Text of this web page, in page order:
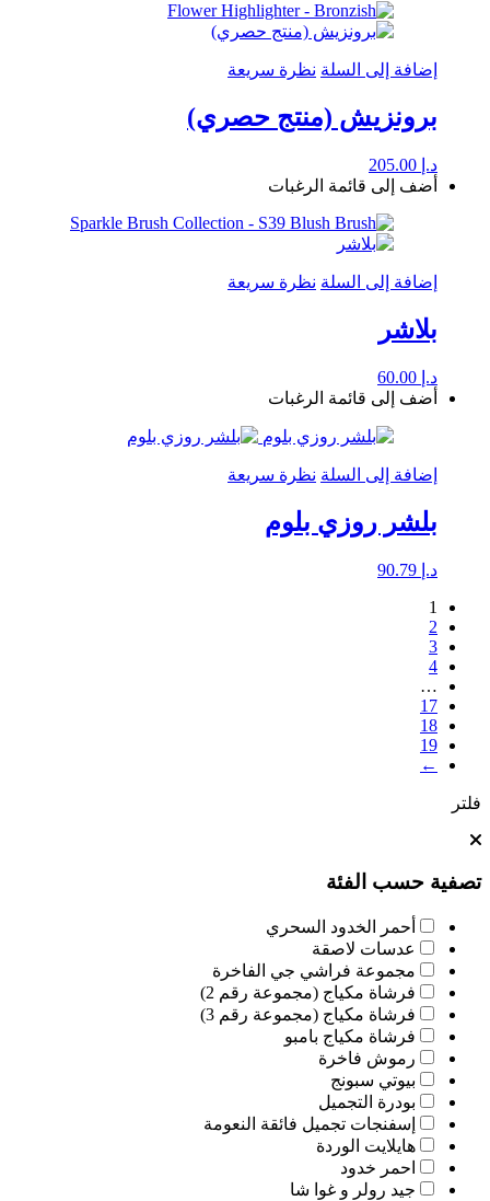
إضافة إلى السلة نظرة سريعة
برونزيش (منتج حصري)
د.إ
أضف إلى قائمة الرغبات
إضافة إلى السلة نظرة سريعة
بلاشر
د.إ
أضف إلى قائمة الرغبات
إضافة إلى السلة نظرة سريعة
بلشر روزي بلوم
د.إ
1
2
3
4
…
17
18
19
←
فلتر
تصفية حسب الفئة
أحمر الخدود السحري
عدسات لاصقة
مجموعة فراشي جي الفاخرة
فرشاة مكياج (مجموعة رقم 2)
فرشاة مكياج (مجموعة رقم 3)
فرشاة مكياج بامبو
رموش فاخرة
بيوتي سبونج
بودرة التجميل
إسفنجات تجميل فائقة النعومة
هايلايت الوردة
احمر خدود
جيد رولر و غوا شا